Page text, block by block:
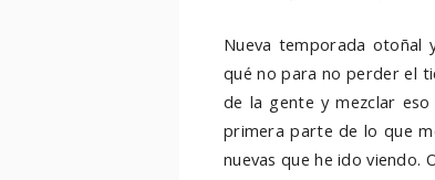
Nueva temporada otoñal
qué no para no perder el
de la gente y mezclar
primera parte de lo que
nuevas que he ido viendo.